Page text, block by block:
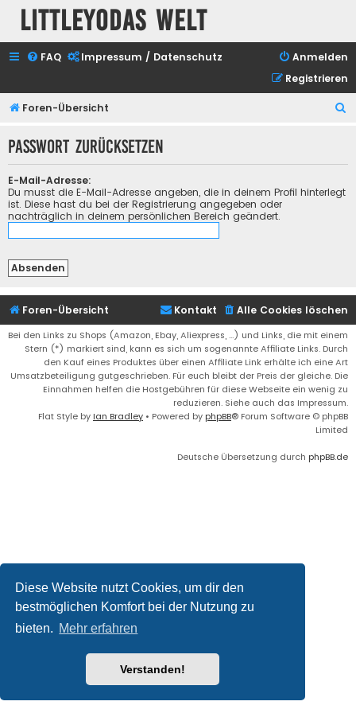
Diese Website nutzt Cookies, um dir den
bestmöglichen Komfort bei der Nutzung zu
bieten. Mehr erfahren
Verstanden!
Littleyodas Welt
FAQ Impressum / Datenschutz
Anmelden
Registrieren
Foren-Übersicht
h
Passwort zurücksetzen
E-Mail-Adresse:
Du musst die E-Mail-Adresse angeben, die in deinem Profil hinterlegt
ist. Diese hast du bei der Registrierung angegeben oder
nachträglich in deinem persönlichen Bereich geändert.
Foren-Übersicht Alle Cookies löschen
Kontakt
Bei den Links zu Shops (Amazon, Ebay, Aliexpress, ...) und Links, die mit einem
Stern (*) markiert sind, kann es sich um sogenannte Affiliate Links. Durch
den Kauf eines Produktes über einen Affiliate Link erhälte ich eine Art
Umsatzbeteiligung gutgeschrieben. Für euch bleibt der Preis der gleiche. Die
Einnahmen helfen die Hostgebühren für diese Webseite ein wenig zu
reduzieren. Siehe auch das Impressum.
Flat Style by Ian Bradley • Powered by phpBB® Forum Software © phpBB
Limited
Deutsche Übersetzung durch phpBB.de